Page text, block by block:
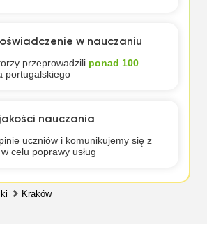
w nauczaniu
przeprowadzili ponad 100
portugalskiego
nauczania
uczniów i komunikujemy się z
celu poprawy usług
Kraków